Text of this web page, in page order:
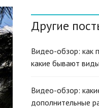
G
L
I
H
(
U
Другие
Видео-обзор: как
какие бывают
Видео-обзор:
дополнительные